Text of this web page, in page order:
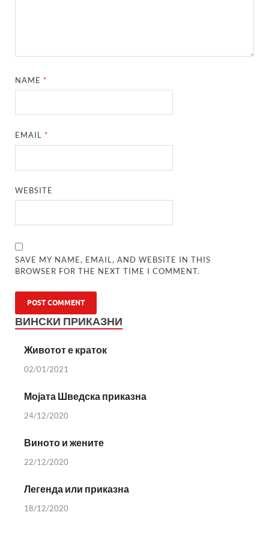
NAME*
EMAIL*
WEBSITE
SAVE MY NAME, EMAIL, AND WEBSITE IN THIS
BROWSER FOR THE NEXT TIME I COMMENT.
ВИНСКИ ПРИКАЗНИ
Животот е краток
02/01/2021
Мојата Шведска приказна
24/12/2020
Виното и жените
22/12/2020
Легенда или приказна
18/12/2020